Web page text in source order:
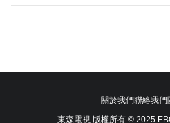
關於我們聯絡我們
東森電視 版權所有 © 2025